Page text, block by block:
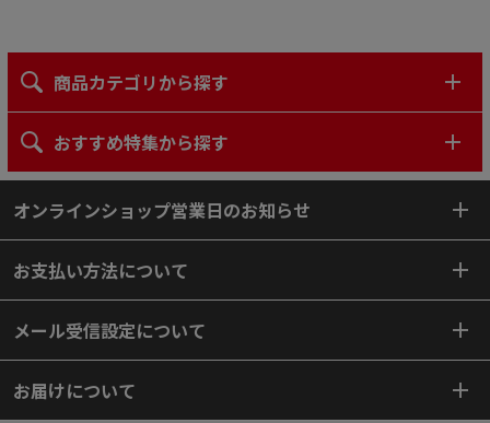
商品カテゴリから探す
おすすめ特集から探す
オンラインショップ営業日のお知らせ
お支払い方法について
メール受信設定について
お届けについて